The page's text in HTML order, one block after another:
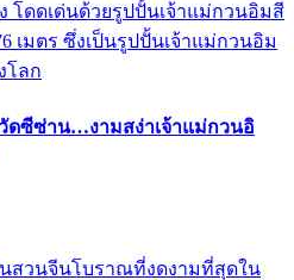
ง โดดเด่นด้วยรูปปั้นเจ้าแม่กวนอิมสี
เมตร ซึ่งเป็นรูปปั้นเจ้าแม่กวนอิม
โลก
วัดซีซ่าน…งามสง่าเจ้าแม่กวนอิ
สวนจีนโบราณที่งดงามที่สุดใน